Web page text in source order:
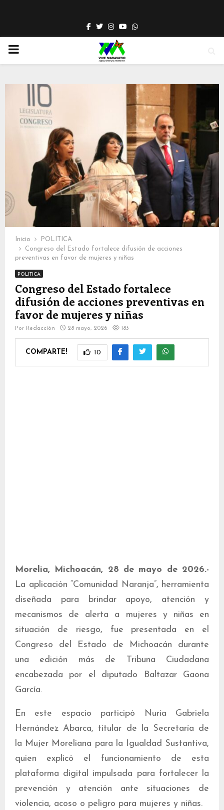
Facebook
TwitterInstagram
YoutubeWhatsapp
PRIMARY
Inicio
POLITICA
Congreso del Estado fortalece difusión de acciones
preventivas en favor de mujeres y niñas
POLITICA
Congreso del Estado fortalece
difusión de acciones preventivas en
favor de mujeres y niñas
Por Redacción 28 mayo, 2026 183
COMPARTE! 10
Morelia, Michoacán, 28 de mayo de 2026.-
La aplicación “Comunidad Naranja”, herramienta
diseñada para brindar apoyo, atención y
mecanismos de alerta a mujeres y niñas en
situación de riesgo, fue presentada en el
Congreso del Estado de Michoacán durante
una edición más de Tribuna Ciudadana
encabezada por el diputado Baltazar Gaona
García.
En este espacio participó Nuria Gabriela
Hernández Abarca, titular de la Secretaría de
la Mujer Moreliana para la Igualdad Sustantiva,
quien explicó el funcionamiento de esta
plataforma digital impulsada para fortalecer la
prevención y atención ante situaciones de
violencia, acoso o peligro para mujeres y niñas.